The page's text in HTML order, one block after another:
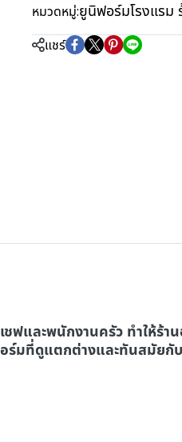
หมวดหมู่:ยูนิฟอร์มโรงแรม
แชร์
ฟและพนักงานครัว ทำให้ร้
อร์มที่ดูแตกต่างและทันสมัยกั